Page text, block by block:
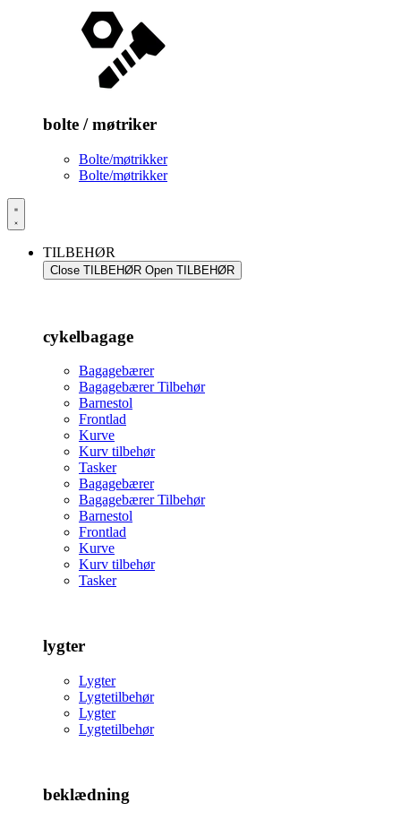
bolte / møtriker
Bolte/møtrikker
Bolte/møtrikker
TILBEHØR
Close TILBEHØR Open TILBEHØR
cykelbagage
Bagagebærer
Bagagebærer Tilbehør
Barnestol
Frontlad
Kurve
Kurv tilbehør
Tasker
Bagagebærer
Bagagebærer Tilbehør
Barnestol
Frontlad
Kurve
Kurv tilbehør
Tasker
lygter
Lygter
Lygtetilbehør
Lygter
Lygtetilbehør
beklædning